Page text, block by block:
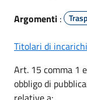
Argomenti :
Titolari di
Art. 15 comma 1
obbligo di